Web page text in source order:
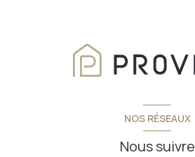
NOS RÉSEAUX
Nous suivre